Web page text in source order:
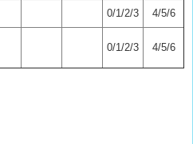
0/1/2/3
4/5/6
0/1/2/3 4/5/6